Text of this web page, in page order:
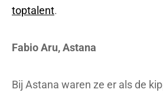
toptalent.
Fabio Aru, Astana
Bij Astana waren ze er als de